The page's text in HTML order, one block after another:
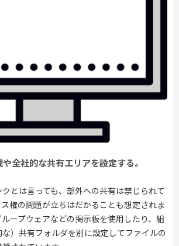
全社的な共有エリアを設定する。
とは言っても、部外への共有は禁じられて
権の問題が立ちはだかることも想定されま
ープウェアなどの掲示板を使用したり、組
）共有フォルダを別に設定してファイルの